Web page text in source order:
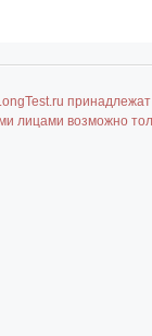
лицами возможно